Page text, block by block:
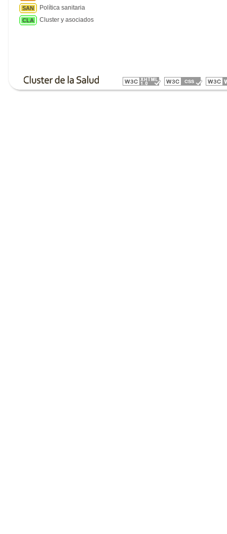
SAN Política sanitaria
CLA Cluster y asociados